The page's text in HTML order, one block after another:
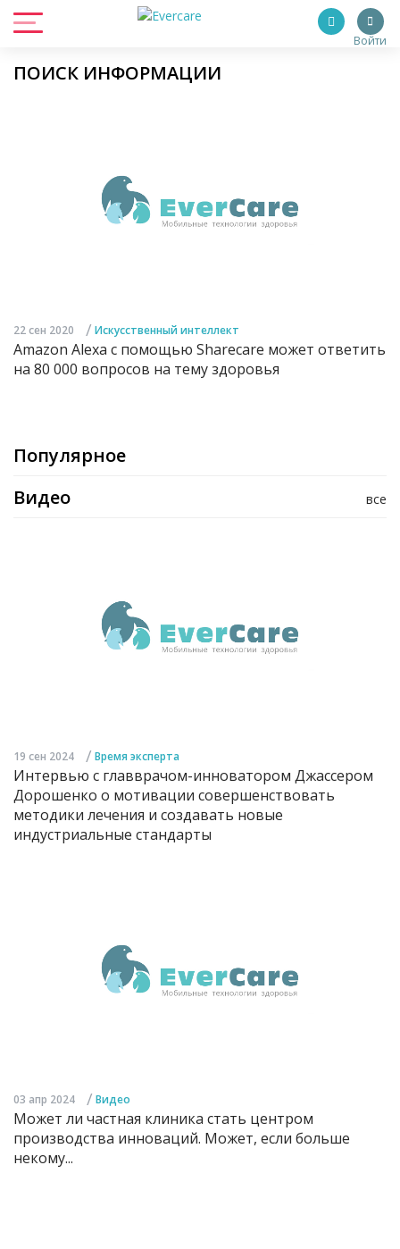
Войти
ПОИСК ИНФОРМАЦИИ
22 сен 2020 / Искусственный интеллект
Amazon Alexa с помощью Sharecare может ответить
на 80 000 вопросов на тему здоровья
Популярное
все
Видео
19 сен 2024 / Время эксперта
Интервью с главврачом-инноватором Джассером
Дорошенко о мотивации совершенствовать
методики лечения и создавать новые
индустриальные стандарты
03 апр 2024 / Видео
Может ли частная клиника стать центром
производства инноваций. Может, если больше
некому...